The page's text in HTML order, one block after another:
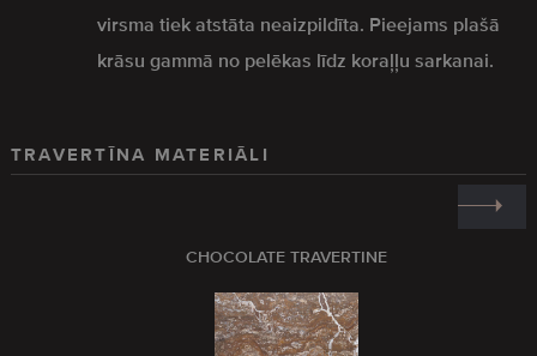
virsma tiek atstāta neaizpildīta. Pieejams plašā
krāsu gammā no pelēkas līdz koraļļu sarkanai.
TRAVERTĪNA MATERIĀLI
CHOCOLATE TRAVERTINE